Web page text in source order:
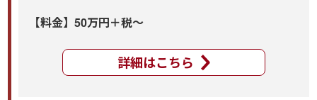
【料金】50万円＋税～
詳細はこちら